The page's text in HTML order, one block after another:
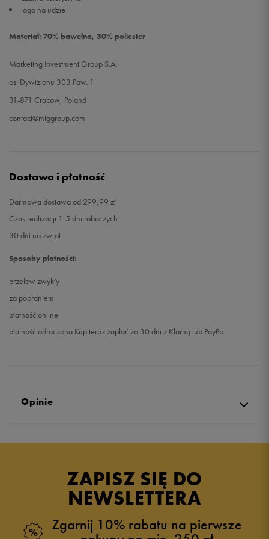
logo na udzie
Materiał: 70% bawełna, 30% poliester
Marketing Investment Group S.A.
os. Dywizjonu 303 Paw. 1
31-871 Cracow, Poland
contact@miggroup.com
Dostawa i płatność
Darmowa dostawa od 299,99 zł
Czas realizacji 1-5 dni roboczych
30 dni na zwrot
Sposoby płatności:
przelew zwykły
za pobraniem
płatność online
płatność odroczona Kup teraz zapłać za 30 dni z Klarną lub PayPo
Opinie
4.9
zebranych i zweryfikowanych przez
ZAPISZ SIĘ DO
NEWSLETTERA
Zgarnij 10% rabatu na pierwsze